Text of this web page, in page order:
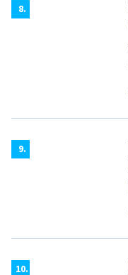
8.
9.
10.